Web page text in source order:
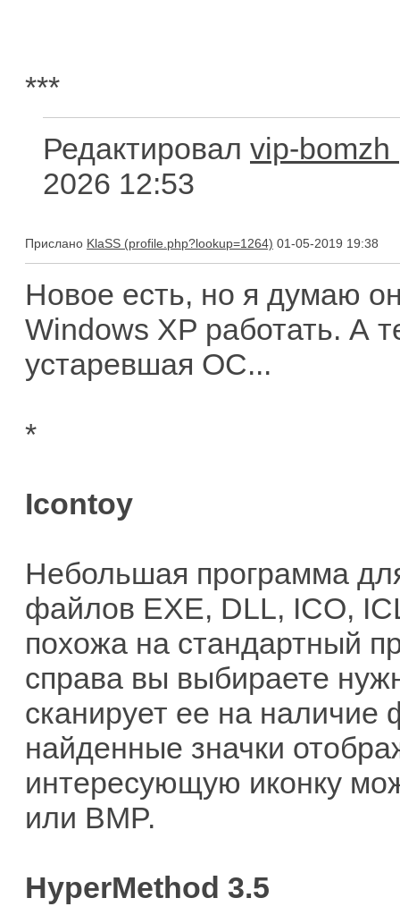
***
Редактировал vip-bomzh
2026 12:53
Прислано KlaSS 01-05-2019 19:38
Новое есть, но я думаю
Windows XP работать. А
устаревшая ОС...
*
Icontoy
Небольшая программа
файлов EXE, DLL, ICO,
похожа на стандартный
справа вы выбираете
сканирует ее на
найденные значки
интересующую иконку
или BMP.
HyperMethod 3.5